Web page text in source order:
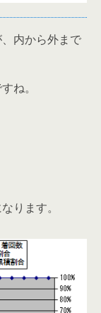
内から外まで
ね。
ります。